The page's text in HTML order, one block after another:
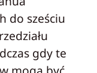
do sześciu
gdy te